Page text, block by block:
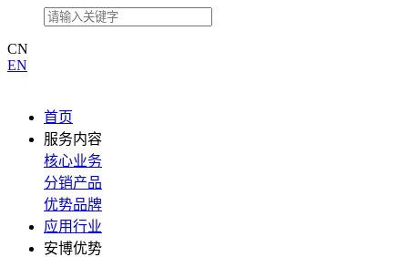
CN
EN
首页
服务内容
核心业务
分销产品
优势品牌
应用行业
安博优势